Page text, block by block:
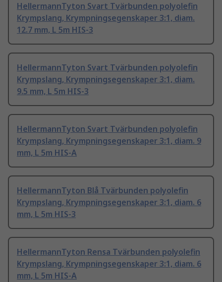
HellermannTyton Svart Tvärbunden polyolefin
Krympslang, Krympningsegenskaper 3:1, diam.
12.7 mm, L 5m HIS-3
HellermannTyton Svart Tvärbunden polyolefin
Krympslang, Krympningsegenskaper 3:1, diam.
9.5 mm, L 5m HIS-3
HellermannTyton Svart Tvärbunden polyolefin
Krympslang, Krympningsegenskaper 3:1, diam. 9
mm, L 5m HIS-A
HellermannTyton Blå Tvärbunden polyolefin
Krympslang, Krympningsegenskaper 3:1, diam. 6
mm, L 5m HIS-3
HellermannTyton Rensa Tvärbunden polyolefin
Krympslang, Krympningsegenskaper 3:1, diam. 6
mm, L 5m HIS-A